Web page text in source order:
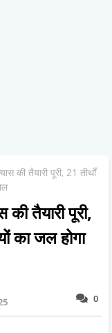
की तैयारी पूरी, 21 तीर्थों
की तैयारी पूरी,
का जल होगा
0